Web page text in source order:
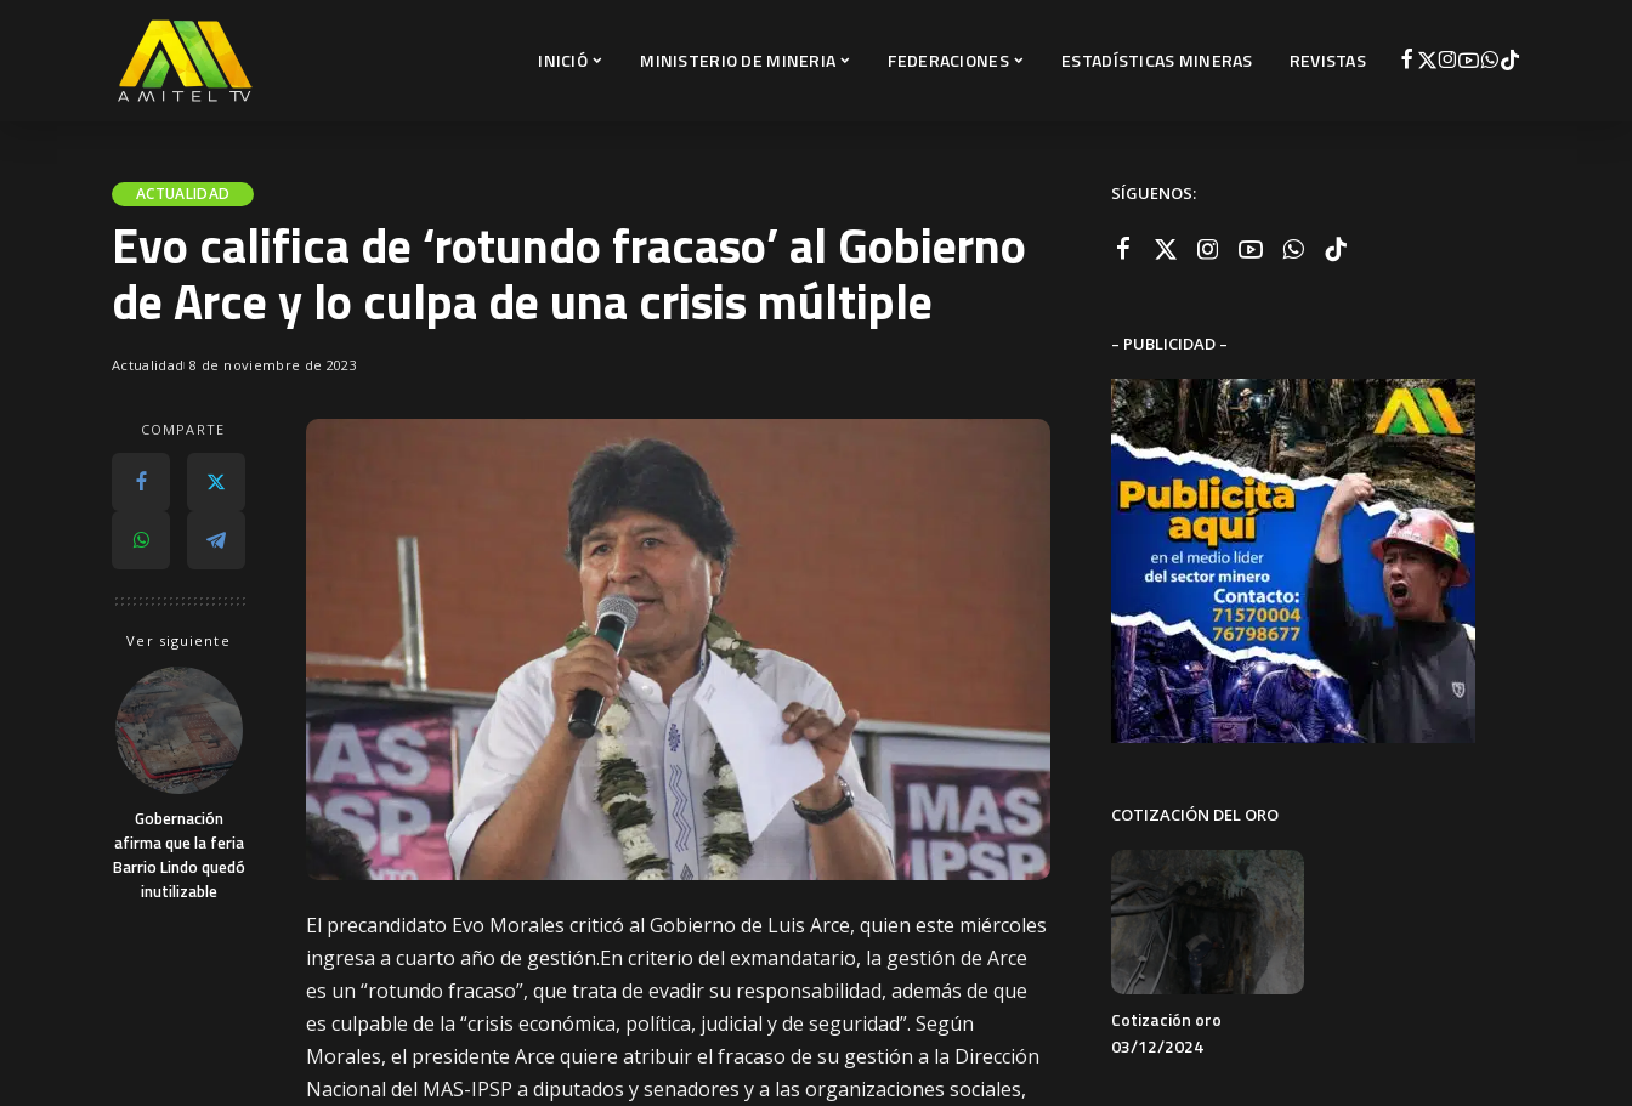
INICIÓ MINISTERIO DE MINERIA FEDERACIONES ESTADÍSTICAS MINERAS REVISTAS
ACTUALIDAD
Evo califica de ‘rotundo fracaso’ al Gobierno
de Arce y lo culpa de una crisis múltiple
Actualidad 8 de noviembre de 2023
COMPARTE
Ver siguiente
Gobernación
afirma que la feria
Barrio Lindo quedó
inutilizable
El precandidato Evo Morales criticó al Gobierno de Luis Arce, quien este miércoles
ingresa a cuarto año de gestión.En criterio del exmandatario, la gestión de Arce
es un “rotundo fracaso”, que trata de evadir su responsabilidad, además de que
es culpable de la “crisis económica, política, judicial y de seguridad”. Según
Morales, el presidente Arce quiere atribuir el fracaso de su gestión a la Dirección
Nacional del MAS-IPSP a diputados y senadores y a las organizaciones sociales,
SÍGUENOS:
– PUBLICIDAD –
COTIZACIÓN DEL ORO
Cotización oro
03/12/2024